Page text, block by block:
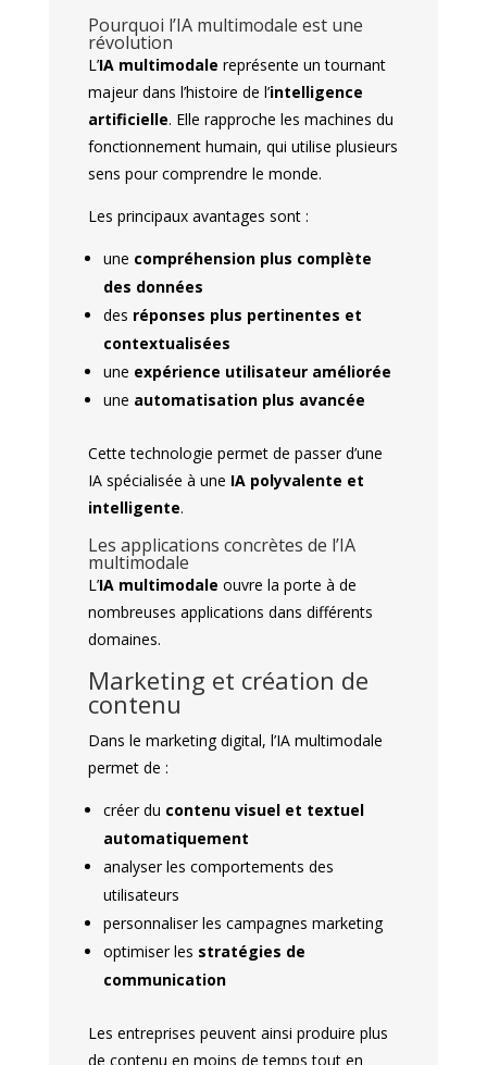
Pourquoi l’IA multimodale est une
révolution
L’IA multimodale représente un tournant
majeur dans l’histoire de l’intelligence
artificielle. Elle rapproche les machines du
fonctionnement humain, qui utilise plusieurs
sens pour comprendre le monde.
Les principaux avantages sont :
une compréhension plus complète
des données
des réponses plus pertinentes et
contextualisées
une expérience utilisateur améliorée
une automatisation plus avancée
Cette technologie permet de passer d’une
IA spécialisée à une IA polyvalente et
intelligente.
Les applications concrètes de l’IA
multimodale
L’IA multimodale ouvre la porte à de
nombreuses applications dans différents
domaines.
Marketing et création de
contenu
Dans le marketing digital, l’IA multimodale
permet de :
créer du contenu visuel et textuel
automatiquement
analyser les comportements des
utilisateurs
personnaliser les campagnes marketing
optimiser les stratégies de
communication
Les entreprises peuvent ainsi produire plus
de contenu en moins de temps tout en